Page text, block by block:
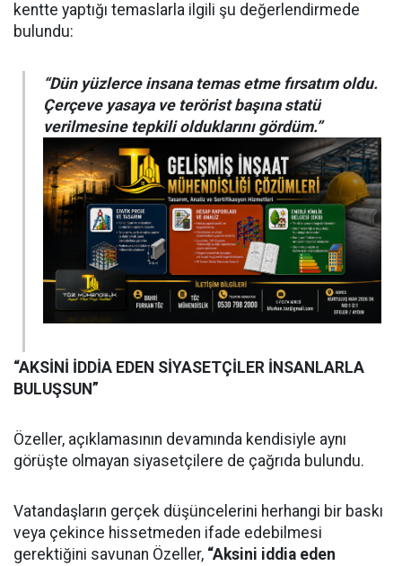
kentte yaptığı temaslarla ilgili şu değerlendirmede
bulundu:
“Dün yüzlerce insana temas etme fırsatım oldu.
Çerçeve yasaya ve terörist başına statü
verilmesine tepkili olduklarını gördüm.”
“AKSİNİ İDDİA EDEN SİYASETÇİLER İNSANLARLA
BULUŞSUN”
Özeller, açıklamasının devamında kendisiyle aynı
görüşte olmayan siyasetçilere de çağrıda bulundu.
Vatandaşların gerçek düşüncelerini herhangi bir baskı
veya çekince hissetmeden ifade edebilmesi
gerektiğini savunan Özeller, “Aksini iddia eden